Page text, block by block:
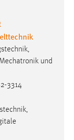
und
3314